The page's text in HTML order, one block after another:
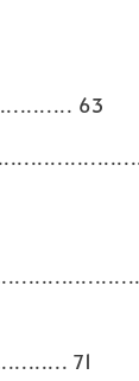
63
71